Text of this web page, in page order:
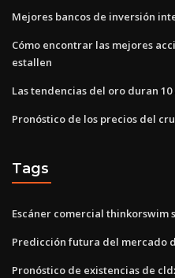
Mejores bancos de inversión
Cómo encontrar las mejores
estallen
Las tendencias del oro duran 10
Pronóstico de los precios del
Tags
Escáner comercial thinkorswim
Predicción futura del mercado
Pronóstico de existencias de